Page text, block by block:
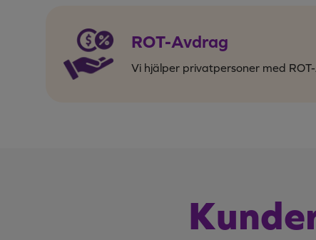
ROT-Avdrag
Vi hjälper privatpersoner med